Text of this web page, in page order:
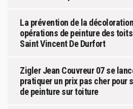
La prévention de la
opérations de peinture des
Saint Vincent De Durfort
Zigler Jean Couvreur 07 se
pratiquer un prix pas cher pour
de peinture sur toiture